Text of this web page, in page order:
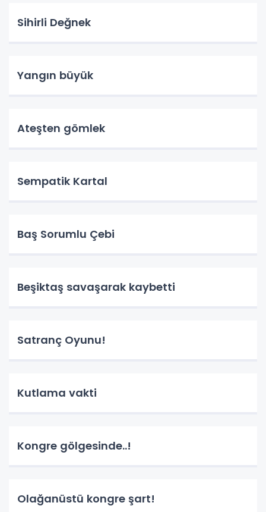
Sihirli Değnek
Yangın büyük
Ateşten gömlek
Sempatik Kartal
Baş Sorumlu Çebi
Beşiktaş savaşarak kaybetti
Satranç Oyunu!
Kutlama vakti
Kongre gölgesinde..!
Olağanüstü kongre şart!